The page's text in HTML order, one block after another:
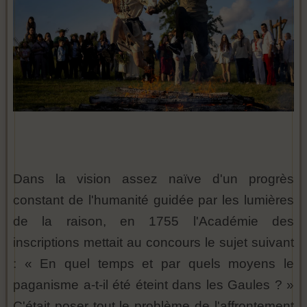
Dans la vision assez naïve d'un progrès
constant de l'humanité guidée par les lumières
de la raison, en 1755 l'Académie des
inscriptions mettait au concours le sujet suivant
: « En quel temps et par quels moyens le
paganisme a-t-il été éteint dans les Gaules ? »